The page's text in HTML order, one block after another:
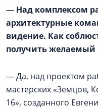
— Над комплексом
архитектурные
видение. Как
получить желаемый
— Да, над проектом
мастерских «Земцов,
16», созданного